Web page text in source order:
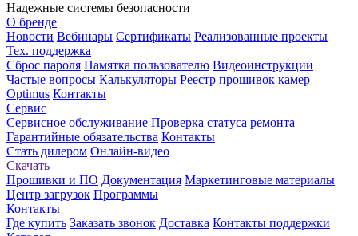
Надежные системы безопасности
О бренде
Новости Вебинары Сертификаты Реализованные проекты
Тех. поддержка
Сброс пароля Памятка пользователю Видеоинструкции
Частые вопросы Калькуляторы Реестр прошивок камер
Optimus Контакты
Сервис
Сервисное обслуживание Проверка статуса ремонта
Гарантийные обязательства Контакты
Стать дилером Онлайн-видео
Скачать
Прошивки и ПО Документация Маркетинговые материалы
Центр загрузок Программы
Контакты
Где купить Заказать звонок Доставка Контакты поддержки